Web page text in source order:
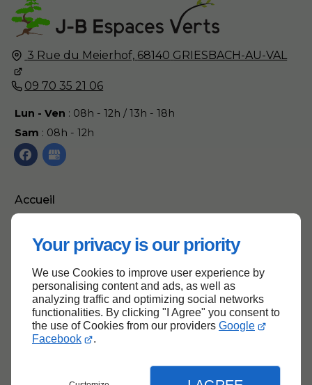
Your privacy is our priority
We use Cookies to improve user experience by
personalising content and ads, as well as
analyzing traffic and optimizing social networks
functionalities. By clicking "I Agree" you consent to
the use of Cookies from our providers Google
Facebook
.
3 Rue du Meierhof, 68140 GRIESBACH-AU-VAL
09 70 35 21 06
Lun - Ven : 08h - 12h / 13h - 18h
Sam : 08h - 12h
Accueil
Mentions légales
Plan du site
Haut de page